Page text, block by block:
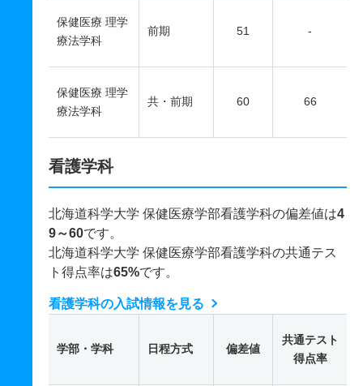
保健医療 理学
療法学科
前期 51 -
保健医療 理学
療法学科
共・前期 60 66
看護学科
北海道科学大学 保健医療学部看護学科の偏差値は4
9～60です。
北海道科学大学 保健医療学部看護学科の共通テス
ト得点率は65%です。
看護学科の入試情報を見る
学部・学科 日程方式 偏差値
共通テスト
得点率